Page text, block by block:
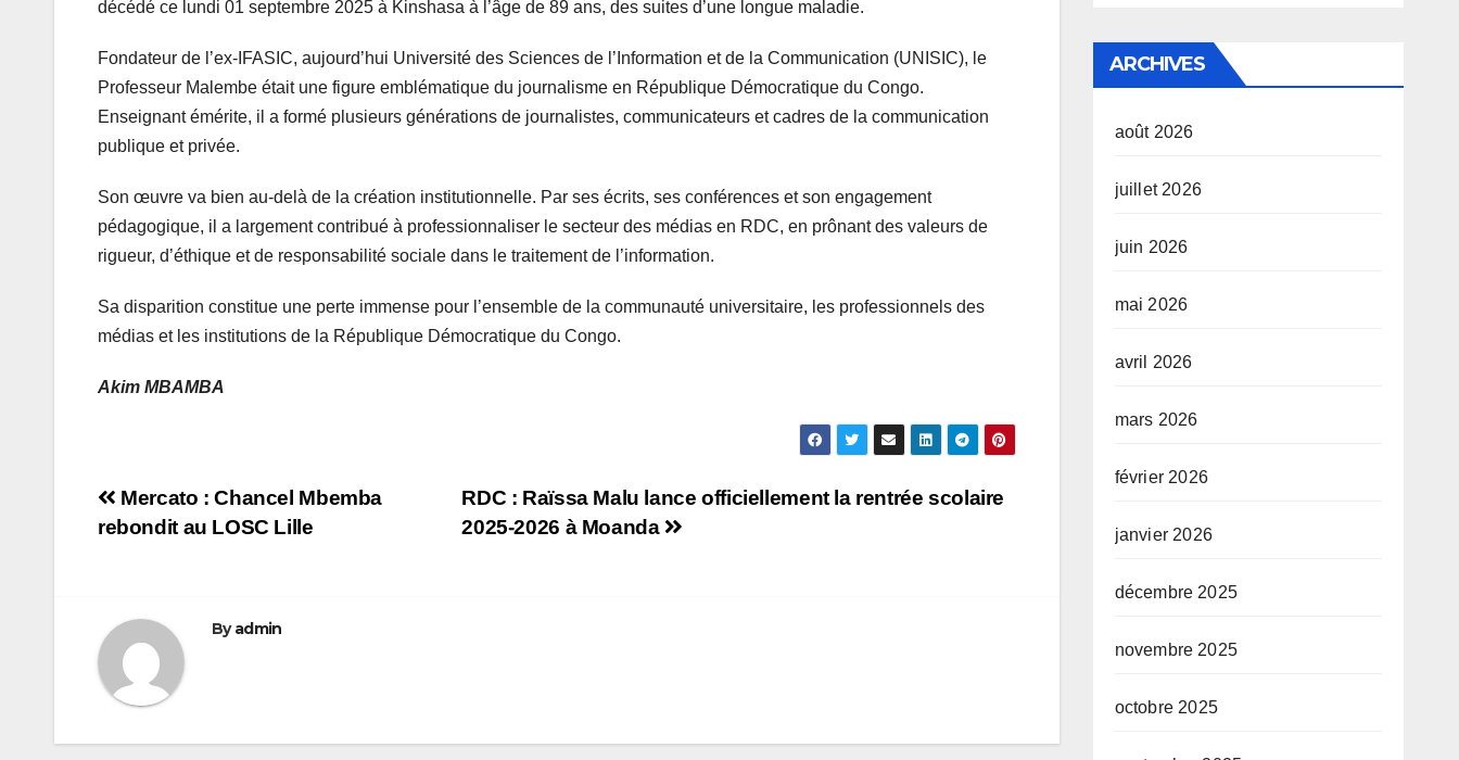
décédé ce lundi 01 septembre 2025 à Kinshasa à l’âge de 89 ans, des suites d’une longue maladie.
Fondateur de l’ex-IFASIC, aujourd’hui Université des Sciences de l’Information et de la Communication (UNISIC), le
Professeur Malembe était une figure emblématique du journalisme en République Démocratique du Congo.
Enseignant émérite, il a formé plusieurs générations de journalistes, communicateurs et cadres de la communication
publique et privée.
Son œuvre va bien au-delà de la création institutionnelle. Par ses écrits, ses conférences et son engagement
pédagogique, il a largement contribué à professionnaliser le secteur des médias en RDC, en prônant des valeurs de
rigueur, d’éthique et de responsabilité sociale dans le traitement de l’information.
Sa disparition constitue une perte immense pour l’ensemble de la communauté universitaire, les professionnels des
médias et les institutions de la République Démocratique du Congo.
Akim MBAMBA
Navigation
RDC : Raïssa Malu lance officiellement la rentrée scolaire
2025-2026 à Moanda
Mercato : Chancel Mbemba
rebondit au LOSC Lille
Byadmin
ARCHIVES
août 2026
juillet 2026
juin 2026
mai 2026
avril 2026
mars 2026
février 2026
janvier 2026
décembre 2025
novembre 2025
octobre 2025